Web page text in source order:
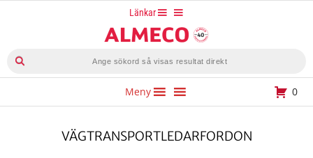
Länkar
Meny 0
VÄGTRANSPORTLEDARFORDON